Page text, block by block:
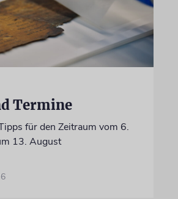
Termine
für den Zeitraum vom 6.
13. August